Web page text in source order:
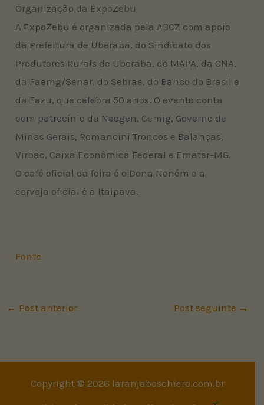
Organização da ExpoZebu
A ExpoZebu é organizada pela ABCZ com apoio
da Prefeitura de Uberaba, do Sindicato dos
Produtores Rurais de Uberaba, do MAPA, da CNA,
da Faemg/Senar, do Sebrae, do Banco do Brasil e
da Fazu, que celebra 50 anos. O evento conta
com patrocínio da Neogen, Cemig, Governo de
Minas Gerais, Romancini Troncos e Balanças,
Virbac, Caixa Econômica Federal e Emater-MG.
O café oficial da feira é o Dona Neném e a
cerveja oficial é a Itaipava.
Fonte
← Post anterior Post seguinte →
Copyright © 2026 laranjaboschiero.com.br